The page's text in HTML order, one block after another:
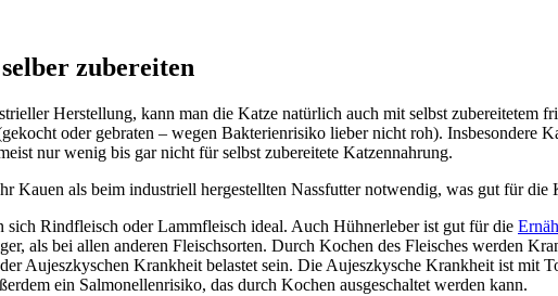
zubereiten
Herstellung, kann man die Katze natürlich auch mit selbst zubereitetem
oder gebraten – wegen Bakterienrisiko lieber nicht roh).
nur wenig bis gar nicht für selbst zubereitete Katzennahrung.
Kauen als beim industriell hergestellten Nassfutter notwendig, was gut für die
Rindfleisch oder Lammfleisch ideal. Auch Hühnerleber ist gut für die
als bei allen anderen Fleischsorten. Durch Kochen des Fleisches werden
Aujeszkyschen Krankheit belastet sein. Die Aujeszkysche Krankheit ist
ein Salmonellenrisiko, das durch Kochen ausgeschaltet werden kann.